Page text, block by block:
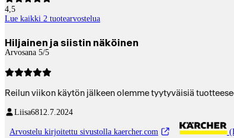
4,5
Lue kaikki 2 tuotearvostelua
Hiljainen ja siistin näköinen
Arvosana 5/5
Reilun viikon käytön jälkeen olemme tyytyväisiä
Liisa6812.7.2024
Arvostelu kirjoitettu sivustolla kaercher.com